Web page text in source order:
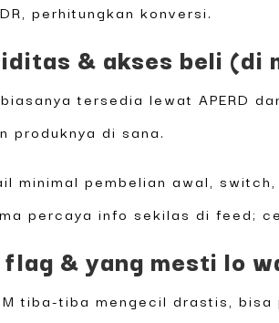
perhitungkan konversi.
& akses beli (di
tersedia lewat APERD
produknya di sana.
minimal pembelian awal,
percaya info sekilas di feed;
& yang mesti lo
tiba-tiba mengecil drastis,